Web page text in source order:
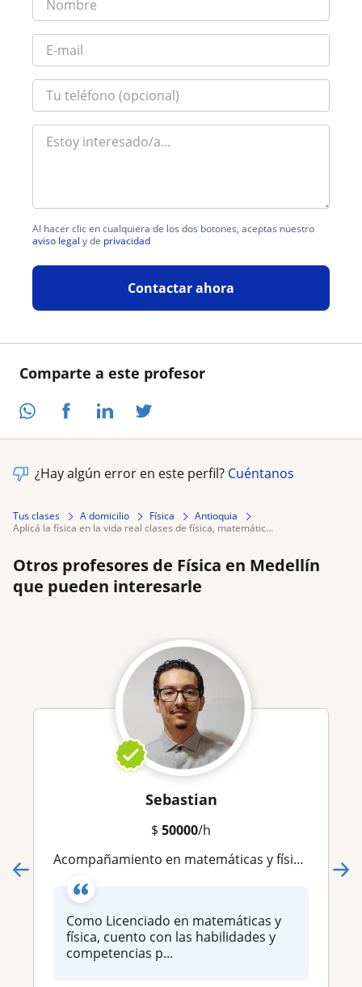
Comparte a este profesor
Al hacer clic en cualquiera de los dos botones, aceptas nuestro
aviso legal y de privacidad
Contactar ahora
¿Hay algún error en este perfil? Cuéntanos
Tus clases A domicilio Física
Antioquia
aplicá la física en la vida real clases de física, matemátic...
Otros profesores de Física en Medellín
que pueden interesarle
Sebastian
$ 50000/h
Acompañamiento en matemáticas y física a los primeros semestres de universidad
Como Licenciado en matemáticas y
física, cuento con las habilidades y
competencias p...